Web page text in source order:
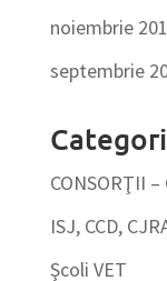
noiembrie
septembrie
CONSORŢII
ISJ, CCD,
Şcoli VET